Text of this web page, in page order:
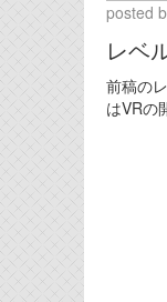
posted
レベ
前稿の
はVRの